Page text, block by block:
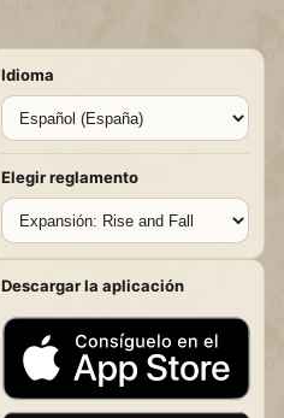
Idioma
Elegir reglamento
Descargar la aplicación